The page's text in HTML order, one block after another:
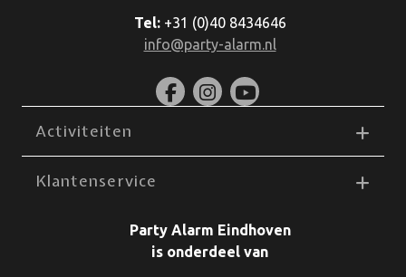
Tel:+31 (0)40 8434646
info@party-alarm.nl
Activiteiten
Klantenservice
Party Alarm Eindhoven
is onderdeel van